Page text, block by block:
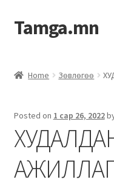
Tamga.mn
Гэрээний загвар
Ажил гүйцэтгэх гэрээ
Home Зөвлөгөө
Posted on 1 сар 26, 2022